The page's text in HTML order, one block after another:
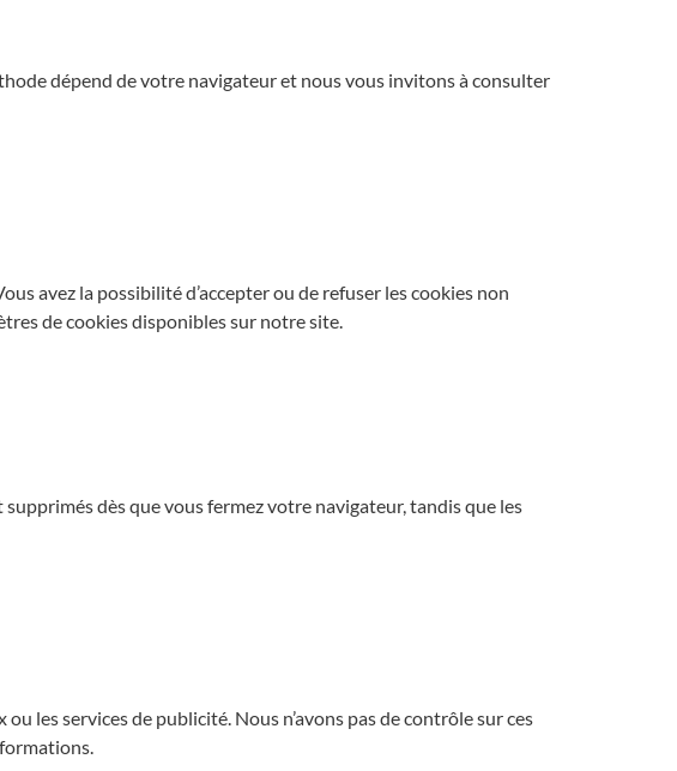
dépend de votre navigateur et nous vous invitons à consulter
avez la possibilité d’accepter ou de refuser les cookies non
de cookies disponibles sur notre site.
dès que vous fermez votre navigateur, tandis que les
les services de publicité. Nous n’avons pas de contrôle sur ces